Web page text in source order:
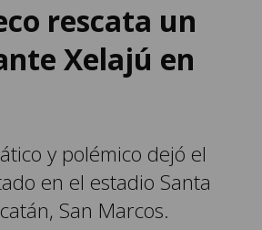
rescata un
Xelajú en
y polémico dejó el
en el estadio Santa
San Marcos.